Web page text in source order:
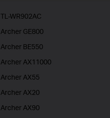
TL-WR902AC
Archer GE800
Archer BE550
Archer AX11000
Archer AX55
Archer AX20
Archer AX90